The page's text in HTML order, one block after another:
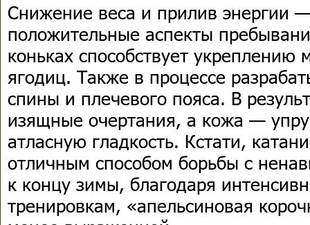
Снижение веса и прилив энергии
положительные аспекты
коньках способствует
ягодиц. Также в процессе
спины и плечевого пояса. В
изящные очертания, а кожа —
атласную гладкость. Кстати,
отличным способом борьбы с
к концу зимы, благодаря
тренировкам, «апельсиновая